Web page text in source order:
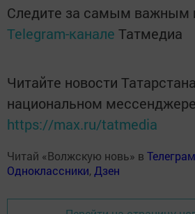
Следите за самым важным
Telegram-канале Татмедиа
Читайте новости
национальном
https://max.ru/tatmedia
Читай «Волжскую новь» в Телеграм
Одноклассники, Дзен